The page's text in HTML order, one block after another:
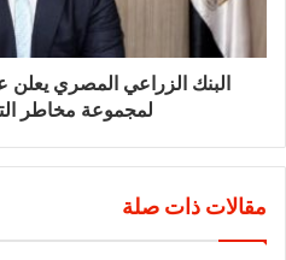
البنك الزراعي المصري
لمجموعة مخاطر
مقالات ذات صلة